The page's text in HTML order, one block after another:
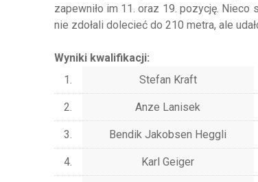
zapewniło im 11. oraz 19. pozycję. Nieco
nie zdołali dolecieć do 210 metra, ale
Wyniki kwalifikacji:
1.
Stefan Kraft
2. Anze Lanisek
3. Bendik Jakobsen Heggli
4. Karl Geiger